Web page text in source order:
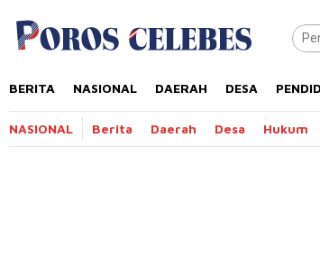
BERITA NASIONAL DAERAH DESA
NASIONAL Berita Daerah Desa Hukum